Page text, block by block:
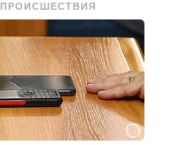
ПРОИСШЕСТВИЯ